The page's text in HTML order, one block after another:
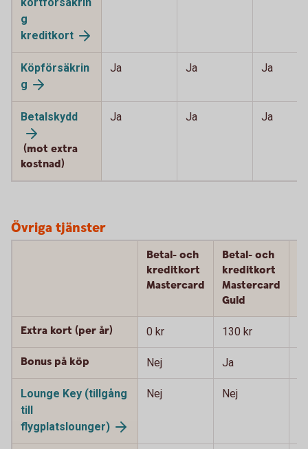
g
kreditkort
Köpförsäkrin
g
Ja Ja Ja
Betalskydd
(mot extra
kostnad)
Ja Ja Ja
Övriga tjänster
Betal- och
kreditkort
Mastercard
Betal- och
kreditkort
Mastercard
Guld
Extra kort (per år) 0 kr 130 kr
Bonus på köp Nej Ja
Lounge Key (tillgång
till
flygplatslounger)
Nej Nej